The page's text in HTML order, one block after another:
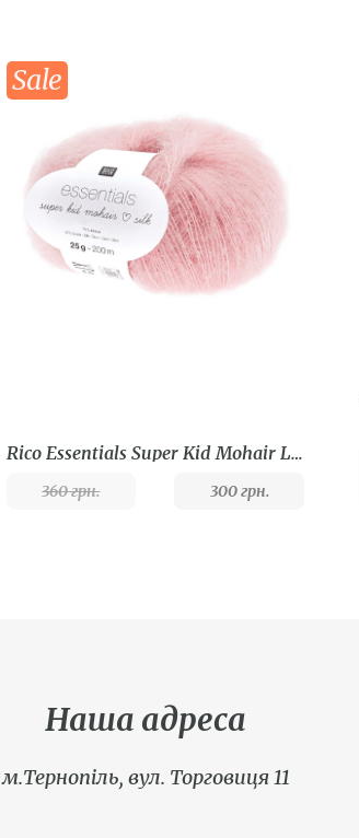
Sale
Rico Essentials Super Kid Mohair Loves Silk
360грн. 300грн.
Наша адреса
м.Тернопіль, вул. Торговиця 11